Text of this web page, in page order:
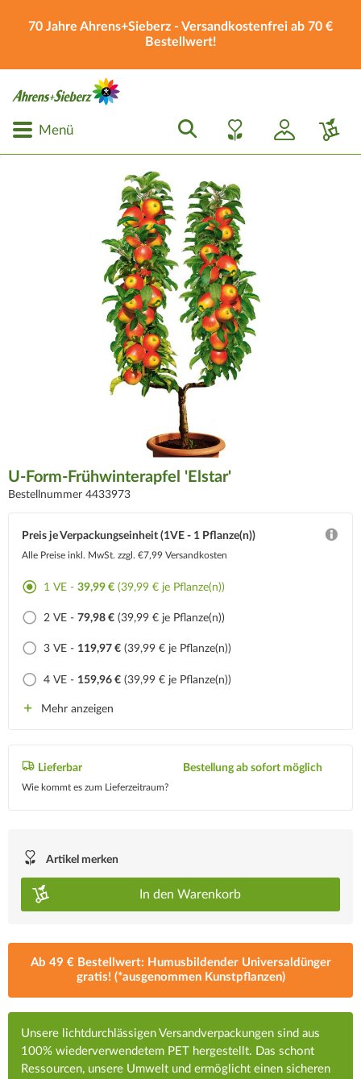
70 Jahre Ahrens+Sieberz - Versandkostenfrei ab 70 €
Bestellwert!
Menü
U-Form-Frühwinterapfel 'Elstar'
Bestellnummer 4433973
Preis je Verpackungseinheit (1VE - 1 Pflanze(n))
Alle Preise inkl. MwSt. zzgl. €7,99 Versandkosten
1 VE - 39,99 € (39,99 € je Pflanze(n))
2 VE - 79,98 € (39,99 € je Pflanze(n))
3 VE - 119,97 € (39,99 € je Pflanze(n))
4 VE - 159,96 € (39,99 € je Pflanze(n))
Mehr anzeigen
Lieferbar
Wie kommt es zum Lieferzeitraum?
Bestellung ab sofort möglich
Artikel merken
In den Warenkorb
Ab 49 € Bestellwert: Humusbildender Universaldünger
gratis! (*ausgenommen Kunstpflanzen)
Unsere lichtdurchlässigen Versandverpackungen sind aus
100% wiederverwendetem PET hergestellt. Das schont
Ressourcen, unsere Umwelt und ermöglicht einen sicheren